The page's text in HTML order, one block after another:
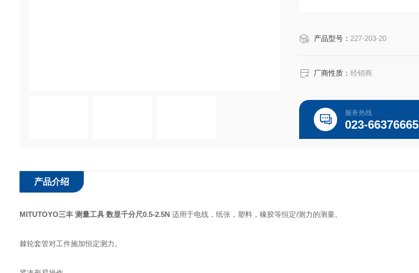
产品型号： 227-203-20
厂商性质：经销商
服务热线
023-66376665
产品介绍
MITUTOYO三丰 测量工具 数显千分尺0.5-2.5N 适用于电线，纸张，塑料，橡胶等恒定/测力的测量。
棘轮套管对工件施加恒定测力。